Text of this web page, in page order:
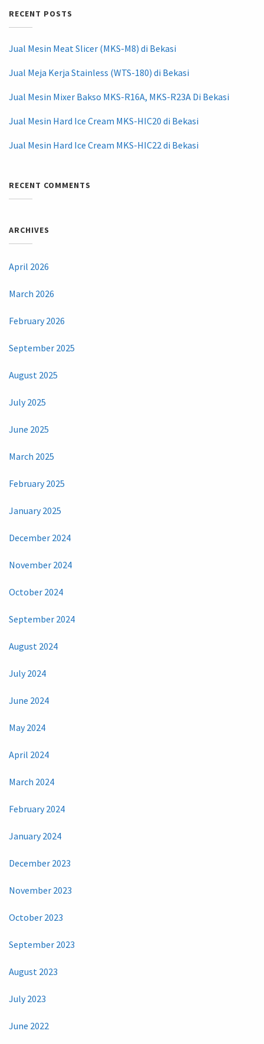
RECENT POSTS
Jual Mesin Meat Slicer (MKS-M8) di Bekasi
Jual Meja Kerja Stainless (WTS-180) di Bekasi
Jual Mesin Mixer Bakso MKS-R16A, MKS-R23A Di Bekasi
Jual Mesin Hard Ice Cream MKS-HIC20 di Bekasi
Jual Mesin Hard Ice Cream MKS-HIC22 di Bekasi
RECENT COMMENTS
ARCHIVES
April 2026
March 2026
February 2026
September 2025
August 2025
July 2025
June 2025
March 2025
February 2025
January 2025
December 2024
November 2024
October 2024
September 2024
August 2024
July 2024
June 2024
May 2024
April 2024
March 2024
February 2024
January 2024
December 2023
November 2023
October 2023
September 2023
August 2023
July 2023
June 2022